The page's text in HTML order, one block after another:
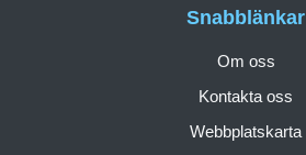
Snabblänkar
Om oss
Kontakta oss
Webbplatskarta